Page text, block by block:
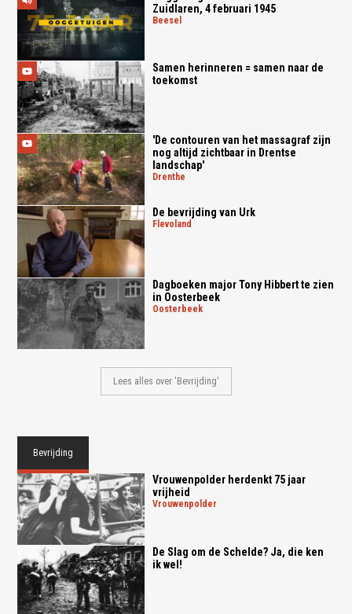
Zuidlaren, 4 februari 1945
beesel
Samen herinneren = samen naar de
toekomst
'De contouren van het massagraf zijn
nog altijd zichtbaar in Drentse
landschap'
drenthe
De bevrijding van Urk
flevoland
Dagboeken major Tony Hibbert te zien
in Oosterbeek
oosterbeek
Lees alles over 'Bevrijding'
Bevrijding
Vrouwenpolder herdenkt 75 jaar
vrijheid
vrouwenpolder
De Slag om de Schelde? Ja, die ken
ik wel!